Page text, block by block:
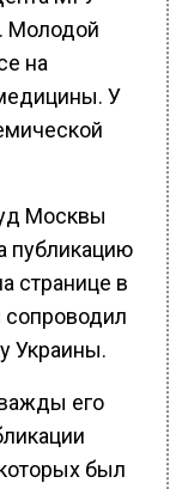
Молодой
на
У
Москвы
публикацию
странице в
сопроводил
Украины.
его
был